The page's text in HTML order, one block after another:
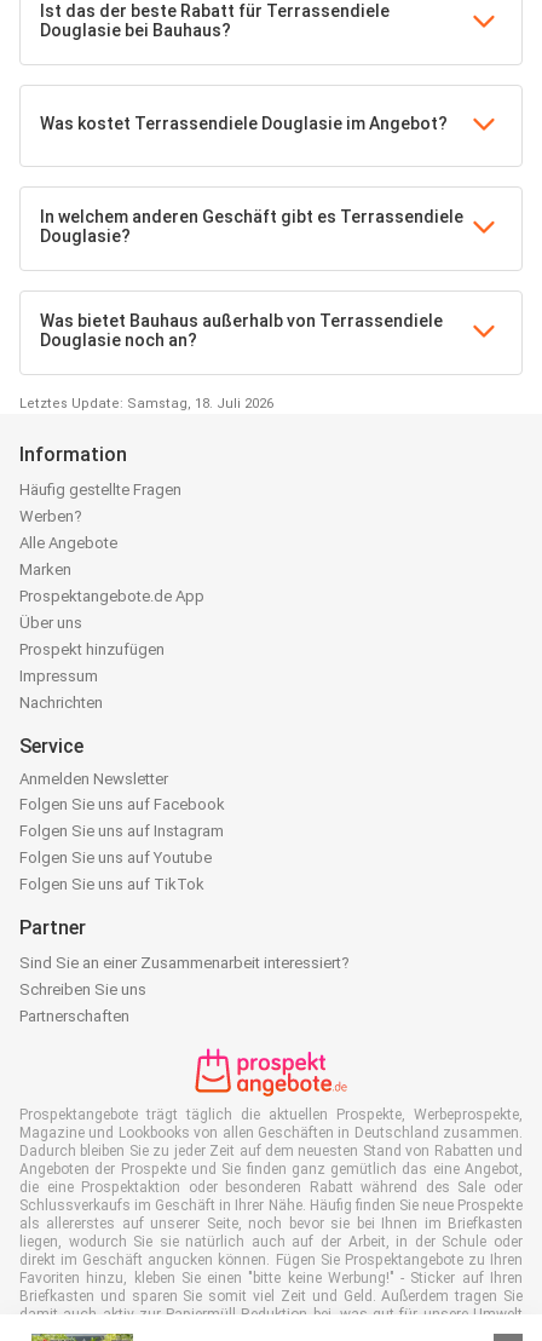
Ist das der beste Rabatt für Terrassendiele
Douglasie bei Bauhaus?
Was kostet Terrassendiele Douglasie im Angebot?
In welchem anderen Geschäft gibt es Terrassendiele
Douglasie?
Was bietet Bauhaus außerhalb von Terrassendiele
Douglasie noch an?
Letztes Update: Samstag, 18. Juli 2026
Information
Häufig gestellte Fragen
Werben?
Alle Angebote
Marken
Prospektangebote.de App
Über uns
Prospekt hinzufügen
Impressum
Nachrichten
Service
Anmelden Newsletter
Folgen Sie uns auf Facebook
Folgen Sie uns auf Instagram
Folgen Sie uns auf Youtube
Folgen Sie uns auf TikTok
Partner
Sind Sie an einer Zusammenarbeit interessiert?
Schreiben Sie uns
Partnerschaften
Prospektangebote trägt täglich die aktuellen Prospekte, Werbeprospekte,
Magazine und Lookbooks von allen Geschäften in Deutschland zusammen.
Dadurch bleiben Sie zu jeder Zeit auf dem neuesten Stand von Rabatten und
Angeboten der Prospekte und Sie finden ganz gemütlich das eine Angebot,
die eine Prospektaktion oder besonderen Rabatt während des Sale oder
Schlussverkaufs im Geschäft in Ihrer Nähe. Häufig finden Sie neue Prospekte
als allererstes auf unserer Seite, noch bevor sie bei Ihnen im Briefkasten
liegen, wodurch Sie sie natürlich auch auf der Arbeit, in der Schule oder
direkt im Geschäft angucken können. Fügen Sie Prospektangebote zu Ihren
Favoriten hinzu, kleben Sie einen "bitte keine Werbung!" - Sticker auf Ihren
Briefkasten und sparen Sie somit viel Zeit und Geld. Außerdem tragen Sie
damit auch aktiv zur Papiermüll Reduktion bei, was gut für unsere Umwelt
ist.